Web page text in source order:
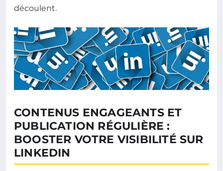
découlent.
CONTENUS ENGAGEANTS ET
PUBLICATION RÉGULIÈRE :
BOOSTER VOTRE VISIBILITÉ SUR
LINKEDIN